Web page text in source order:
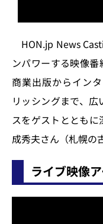
HON.jp News
ンパワーする映像
商業出版からイン
リッシングまで、
スをゲストととも
成秀夫さん（札幌の
ライブ映像